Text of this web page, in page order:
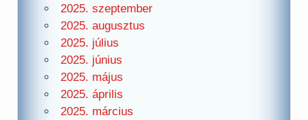
2025. szeptember
2025. augusztus
2025. július
2025. június
2025. május
2025. április
2025. március